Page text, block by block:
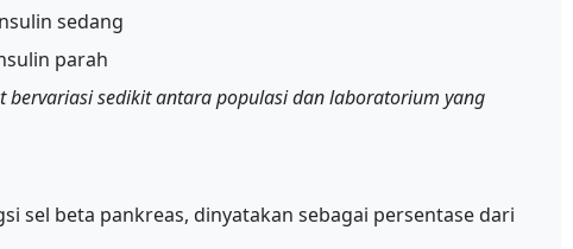
sedang
parah
bervariasi sedikit antara populasi dan laboratorium yang
sel beta pankreas, dinyatakan sebagai persentase dari